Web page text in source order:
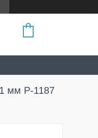
мм P-1187